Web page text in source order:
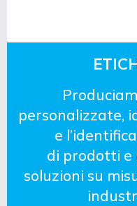
personalizzate,
e
di prodotti e
soluzioni su